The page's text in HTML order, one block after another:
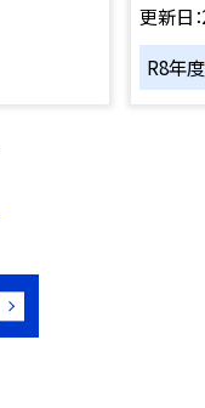
更新日
R8年